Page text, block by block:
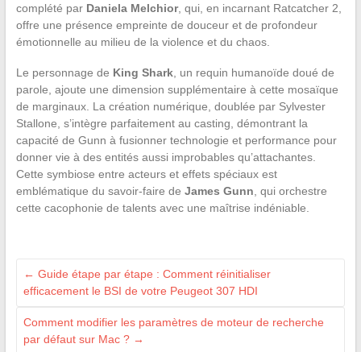
complété par Daniela Melchior, qui, en incarnant Ratcatcher 2,
offre une présence empreinte de douceur et de profondeur
émotionnelle au milieu de la violence et du chaos.
Le personnage de King Shark, un requin humanoïde doué de
parole, ajoute une dimension supplémentaire à cette mosaïque
de marginaux. La création numérique, doublée par Sylvester
Stallone, s’intègre parfaitement au casting, démontrant la
capacité de Gunn à fusionner technologie et performance pour
donner vie à des entités aussi improbables qu’attachantes.
Cette symbiose entre acteurs et effets spéciaux est
emblématique du savoir-faire de James Gunn , qui orchestre
cette cacophonie de talents avec une maîtrise indéniable.
← Guide étape par étape : Comment réinitialiser
efficacement le BSI de votre Peugeot 307 HDI
Comment modifier les paramètres de moteur de recherche
par défaut sur Mac ? →